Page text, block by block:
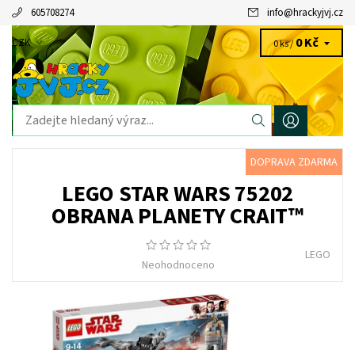
605708274 info@hrackyjvj.cz
CZK 0 ks /0 Kč
DOPRAVA ZDARMA
LEGO STAR WARS 75202
OBRANA PLANETY CRAIT™
Neohodnoceno
LEGO